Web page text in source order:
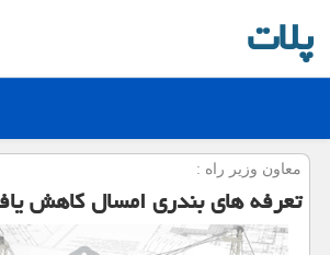
پلات
معاون وزیر راه :
تعرفه های بندری امسال كاهش